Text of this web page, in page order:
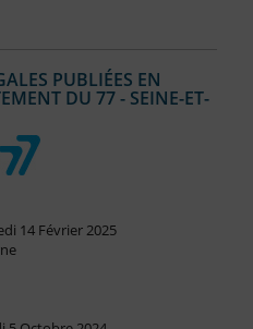
PUBLIÉES EN
DU 77 - SEINE-ET-
14 Février 2025